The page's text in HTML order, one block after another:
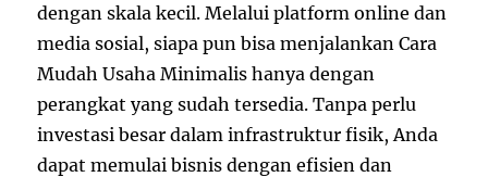
dengan skala kecil. Melalui platform online dan
media sosial, siapa pun bisa menjalankan Cara
Mudah Usaha Minimalis hanya dengan
perangkat yang sudah tersedia. Tanpa perlu
investasi besar dalam infrastruktur fisik, Anda
dapat memulai bisnis dengan efisien dan